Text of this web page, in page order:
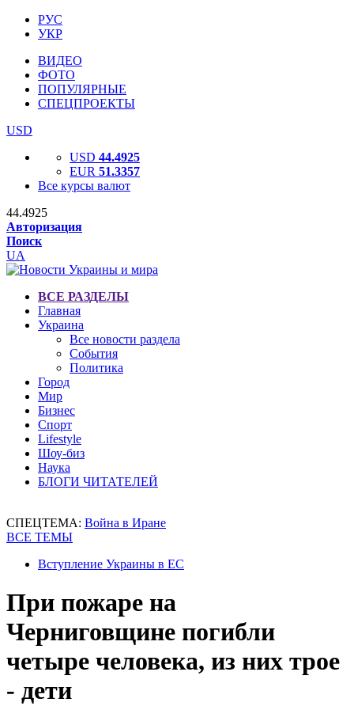
РУС
УКР
ВИДЕО
ФОТО
ПОПУЛЯРНЫЕ
СПЕЦПРОЕКТЫ
USD
USD 44.4925
EUR 51.3357
Все курсы валют
44.4925
Авторизация
Поиск
UA
ВСЕ РАЗДЕЛЫ
Главная
Украина
Все новости раздела
События
Политика
Город
Мир
Бизнес
Спорт
Lifestyle
Шоу-биз
Наука
БЛОГИ ЧИТАТЕЛЕЙ
СПЕЦТЕМА: Война в Иране
ВСЕ ТЕМЫ
Вступление Украины в ЕС
При пожаре на
Черниговщине погибли
четыре человека, из них трое
- дети